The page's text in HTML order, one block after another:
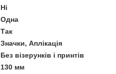
Ні
Одна
Так
Значки, Аплікація
Без візерунків і принтів
130 мм